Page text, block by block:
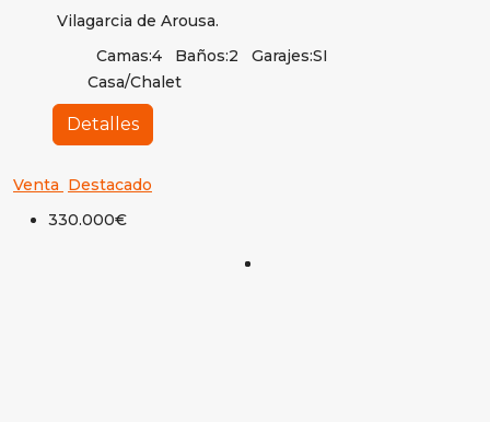
Vilagarcia de Arousa.
Camas:4 Baños:2 Garajes:SI
Casa/Chalet
Detalles
Venta Destacado
330.000€